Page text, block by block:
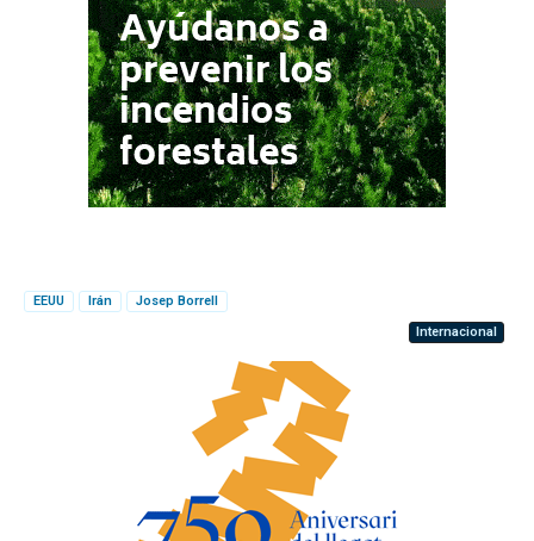
EEUU Irán
Josep Borrell
Internacional